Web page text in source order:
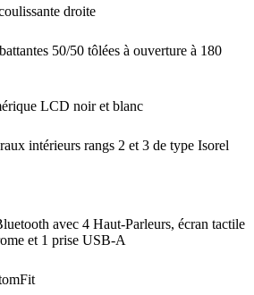
droite
50/50 tôlées à ouverture à 180
LCD noir et blanc
intérieurs rangs 2 et 3 de type Isorel
avec 4 Haut-Parleurs, écran tactile
et 1 prise USB-A